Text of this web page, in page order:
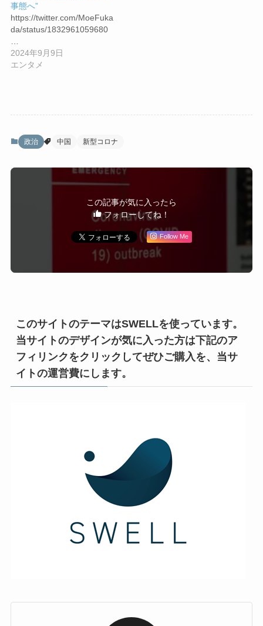
事態へ”
https://twitter.com/MoeFuka
da/status/1832961059680
2024年9月9日
エンタメ
政治 中国 新型コロナ
この記事が気に入ったら
フォローしてね！
Follow Me
このサイトのテーマはSWELLを使っています。
当サイトのデザインが気に入った方は下記のア
フィリンクをクリックしてぜひご購入を、当サ
イトの運営費にします。